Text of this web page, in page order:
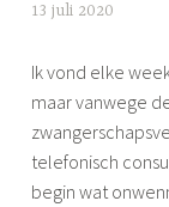
13 juli 2020
m
o
n
e
Ik vond elke
maar vanwege
telefonisch
begin wat